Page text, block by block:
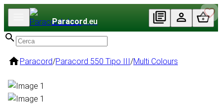
Paracord.eu
Paracord/Paracord 550 Tipo III/Multi Colours